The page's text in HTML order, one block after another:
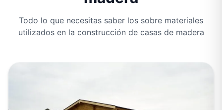
Todo lo que necesitas saber los sobre materiales
utilizados en la construcción de casas de madera